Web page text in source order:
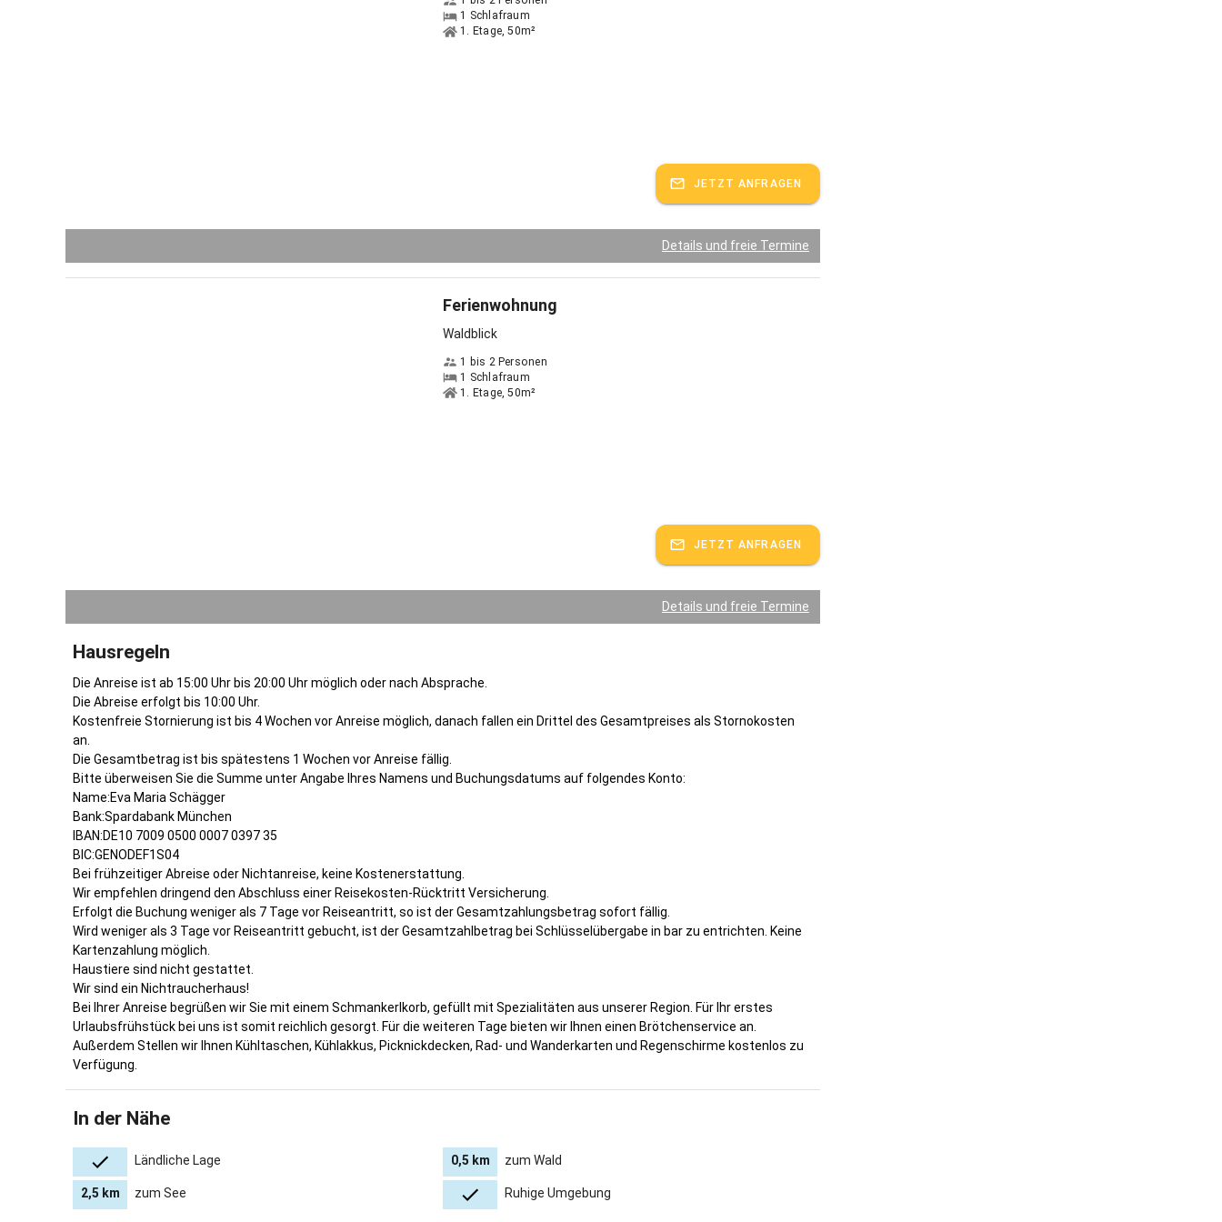
1 Schlafraum
1. Etage, 50m²
JETZT ANFRAGEN
Details und freie Termine
Ferienwohnung
Waldblick
1 bis 2 Personen
1 Schlafraum
1. Etage, 50m²
JETZT ANFRAGEN
Details und freie Termine
Hausregeln
Die Anreise ist ab 15:00 Uhr bis 20:00 Uhr möglich oder nach Absprache.
Die Abreise erfolgt bis 10:00 Uhr.
Kostenfreie Stornierung ist bis 4 Wochen vor Anreise möglich, danach fallen ein Drittel des Gesamtpreises als Stornokosten
an.
Die Gesamtbetrag ist bis spätestens 1 Wochen vor Anreise fällig.
Bitte überweisen Sie die Summe unter Angabe Ihres Namens und Buchungsdatums auf folgendes Konto:
Name:Eva Maria Schägger
Bank:Spardabank München
IBAN:DE10 7009 0500 0007 0397 35
BIC:GENODEF1S04
Bei frühzeitiger Abreise oder Nichtanreise, keine Kostenerstattung.
Wir empfehlen dringend den Abschluss einer Reisekosten-Rücktritt Versicherung.
Erfolgt die Buchung weniger als 7 Tage vor Reiseantritt, so ist der Gesamtzahlungsbetrag sofort fällig.
Wird weniger als 3 Tage vor Reiseantritt gebucht, ist der Gesamtzahlbetrag bei Schlüsselübergabe in bar zu entrichten. Keine
Kartenzahlung möglich.
Haustiere sind nicht gestattet.
Wir sind ein Nichtraucherhaus!
Bei Ihrer Anreise begrüßen wir Sie mit einem Schmankerlkorb, gefüllt mit Spezialitäten aus unserer Region. Für Ihr erstes
Urlaubsfrühstück bei uns ist somit reichlich gesorgt. Für die weiteren Tage bieten wir Ihnen einen Brötchenservice an.
Außerdem Stellen wir Ihnen Kühltaschen, Kühlakkus, Picknickdecken, Rad- und Wanderkarten und Regenschirme kostenlos zu
Verfügung.
In der Nähe
Ländliche Lage 0,5 km zum Wald
2,5 km zum See Ruhige Umgebung